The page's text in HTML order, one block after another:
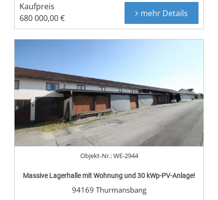
Kaufpreis
680 000,00 €
mehr Details
Massive Lagerhalle mit Wohnung und 30 kWp-PV-Anlage!
Objekt-Nr.: WE-2944
94169 Thurmansbang